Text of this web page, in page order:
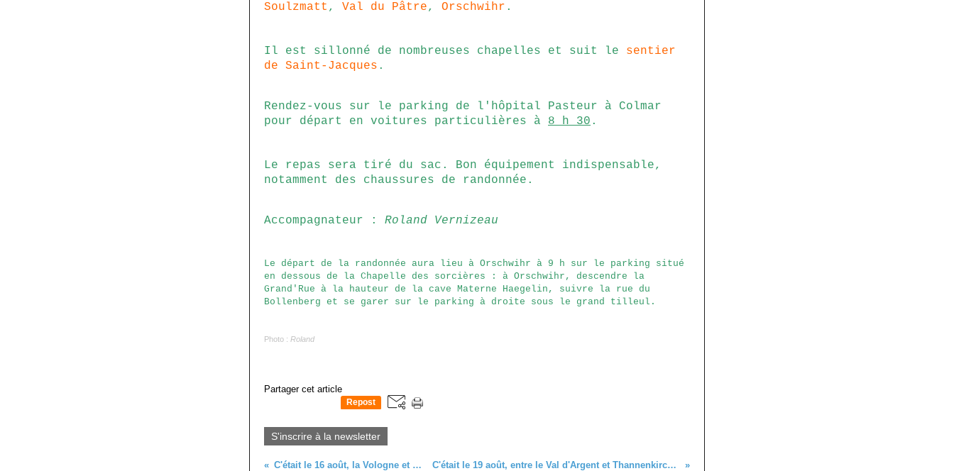
Soulzmatt , Val du Pâtre, Orschwihr .
Il est sillonné de nombreuses chapelles et suit le sentier
de Saint-Jacques .
Rendez-vous sur le parking de l'hôpital Pasteur à Colmar
pour départ en voitures particulières à 8 h 30 .
Le repas sera tiré du sac. Bon équipement indispensable,
notamment des chaussures de randonnée.
Accompagnateur : Roland Vernizeau
Le départ de la randonnée aura lieu à Orschwihr à 9 h sur le parking situé
en dessous de la Chapelle des sorcières : à Orschwihr, descendre la
Grand'Rue à la hauteur de la cave Materne Haegelin, suivre la rue du
Bollenberg et se garer sur le parking à droite sous le grand tilleul.
Photo : Roland
Partager cet article
Repost
S'inscrire à la newsletter
C'était le 16 août, la Vologne et la Moselotte C'était le 19 août, entre le Val d'Argent et Thannenkirch, avec les seniors